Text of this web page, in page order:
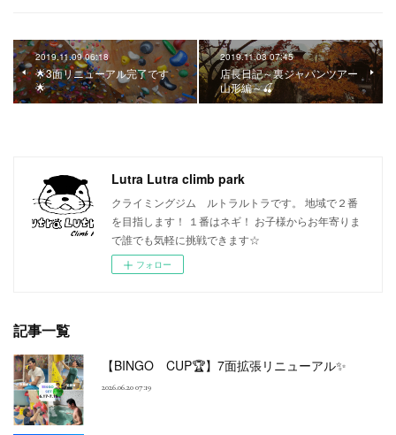
2019.11.09 06:18
🌟3面リニューアル完了です
🌟
2019.11.03 07:45
店長日記～裏ジャパンツアー
山形編～🍒
Lutra Lutra climb park
クライミングジム ルトラルトラです。 地域で２番
を目指します！ １番はネギ！ お子様からお年寄りま
で誰でも気軽に挑戦できます☆
フォロー
記事一覧
【BINGO CUP🏆】7面拡張リニューアル✨
2026.06.20 07:19